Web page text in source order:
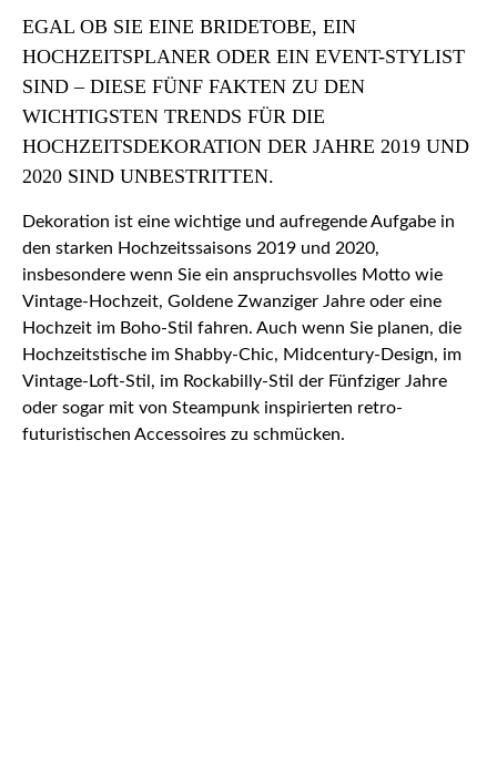
EGAL OB SIE EINE BRIDETOBE, EIN
HOCHZEITSPLANER ODER EIN EVENT-STYLIST
SIND – DIESE FÜNF FAKTEN ZU DEN
WICHTIGSTEN TRENDS FÜR DIE
HOCHZEITSDEKORATION DER JAHRE 2019 UND
2020 SIND UNBESTRITTEN.
Dekoration ist eine wichtige und aufregende Aufgabe in
den starken Hochzeitssaisons 2019 und 2020,
insbesondere wenn Sie ein anspruchsvolles Motto wie
Vintage-Hochzeit, Goldene Zwanziger Jahre oder eine
Hochzeit im Boho-Stil fahren. Auch wenn Sie planen, die
Hochzeitstische im Shabby-Chic, Midcentury-Design, im
Vintage-Loft-Stil, im Rockabilly-Stil der Fünfziger Jahre
oder sogar mit von Steampunk inspirierten retro-
futuristischen Accessoires zu schmücken.